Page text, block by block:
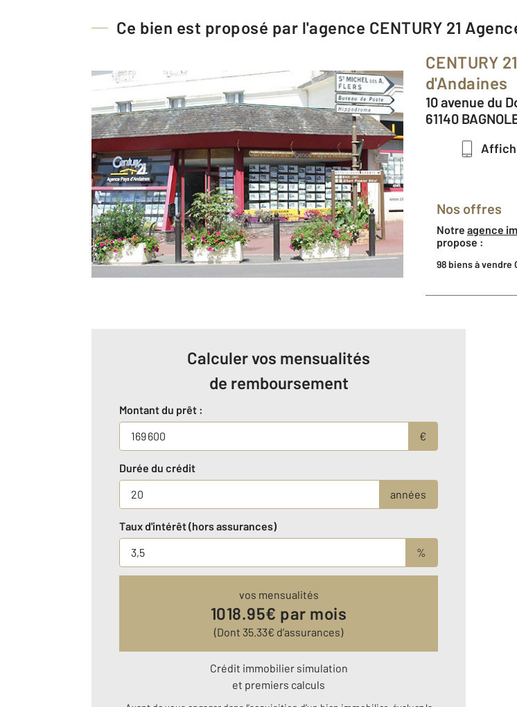
Ce bien est proposé par l'agence CENTURY 21
CENTURY 21 Agence Pays
d'Andaines
10 avenue du
61140
Nos offres
Notre agence
propose :
98 biens à vendre
Calculer vos mensualités
de remboursement
Montant du prêt :
€
Durée du crédit
années
Taux d'intérêt (hors assurances)
%
vos mensualités
1018.95€ par mois
(Dont 35.33€ d’assurances)
Crédit immobilier simulation
et premiers calculs